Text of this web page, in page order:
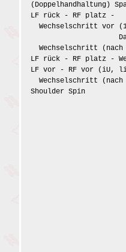
(Doppelhandhaltung)
LF rück - RF platz -
Wechselschritt vor
Dame mit re
Wechselschritt (nach
LF rück - RF platz -
LF vor - RF vor (iU, li
Wechselschritt (nach
Shoulder Spin